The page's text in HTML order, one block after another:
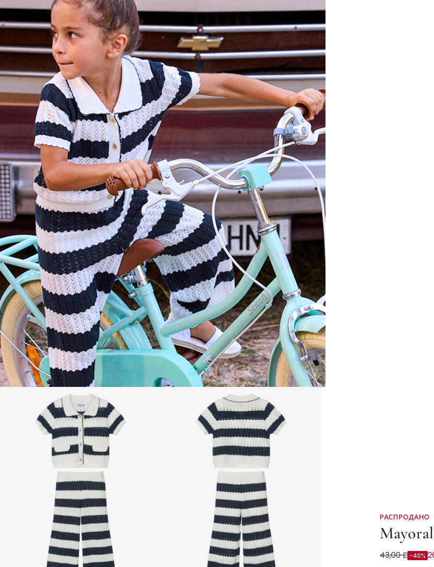
РАСПРОДАНО
Mayoral
Girls Ivory &
43,00 £ -40%